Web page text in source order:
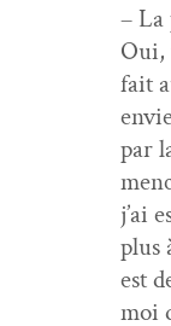
– La
Oui,
fait
par
j’ai
plus
est
moi